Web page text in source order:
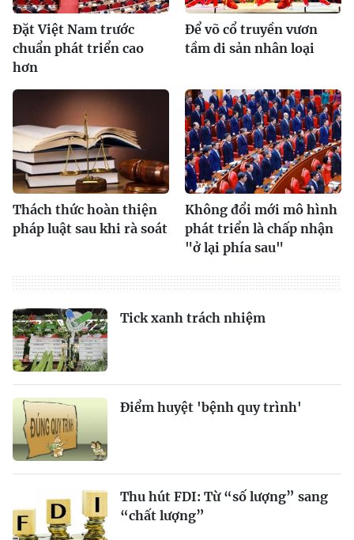
Đặt Việt Nam trước
chuẩn phát triển cao
hơn
Để võ cổ truyền vươn
tầm di sản nhân loại
Thách thức hoàn thiện
pháp luật sau khi rà soát
Không đổi mới mô hình
phát triển là chấp nhận
"ở lại phía sau"
Tick xanh trách nhiệm
Điểm huyệt 'bệnh quy trình'
Thu hút FDI: Từ “số lượng” sang
“chất lượng”